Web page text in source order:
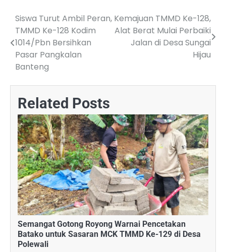
Post
navigation
Siswa Turut Ambil Peran,
TMMD Ke-128 Kodim
1014/Pbn Bersihkan
Pasar Pangkalan
Banteng
Kemajuan TMMD Ke-128,
Alat Berat Mulai Perbaiki
Jalan di Desa Sungai
Hijau
Related Posts
Semangat Gotong Royong Warnai Pencetakan
Batako untuk Sasaran MCK TMMD Ke-129 di Desa
Polewali